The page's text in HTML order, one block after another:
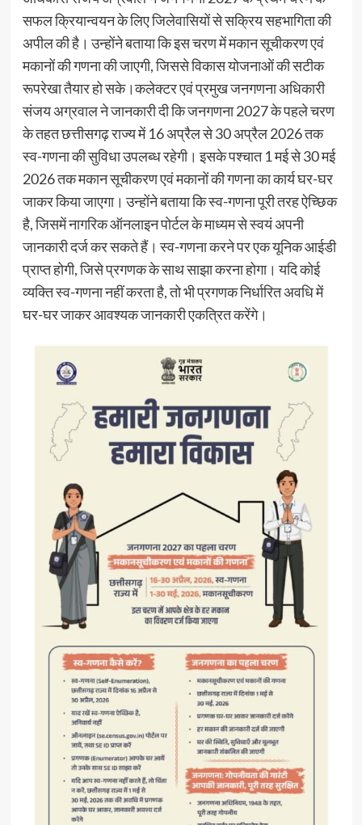
सफल क्रियान्वयन के लिए जिलेवासियों से सक्रिय सहभागिता की
अपील की है। उन्होंने बताया कि इस चरण में मकान सूचीकरण एवं
मकानों की गणना की जाएगी, जिससे विकास योजनाओं की सटीक
रूपरेखा तैयार हो सके।कलेक्टर एवं प्रमुख जनगणना अधिकारी
संजय अग्रवाल ने जानकारी दी कि जनगणना 2027 के पहले चरण
के तहत छत्तीसगढ़ राज्य में 16 अप्रैल से 30 अप्रैल 2026 तक
स्व-गणना की सुविधा उपलब्ध रहेगी। इसके पश्चात 1 मई से 30 मई
2026 तक मकान सूचीकरण एवं मकानों की गणना का कार्य घर-घर
जाकर किया जाएगा। उन्होंने बताया कि स्व-गणना पूरी तरह ऐच्छिक
है, जिसमें नागरिक ऑनलाइन पोर्टल के माध्यम से स्वयं अपनी
जानकारी दर्ज कर सकते हैं। स्व-गणना करने पर एक यूनिक आईडी
प्राप्त होगी, जिसे प्रगणक के साथ साझा करना होगा। यदि कोई
व्यक्ति स्व-गणना नहीं करता है, तो भी प्रगणक निर्धारित अवधि में
घर-घर जाकर आवश्यक जानकारी एकत्रित करेंगे।